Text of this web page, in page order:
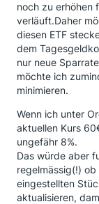
noch zu erhöhen
verläuft.Daher
diesen ETF
dem
nur neue
möchte ich
minimieren.
Wenn ich unter
aktuellen Kurs
ungefähr 8%.
Das würde aber
regelmässig(!)
eingestellten
aktualisieren,